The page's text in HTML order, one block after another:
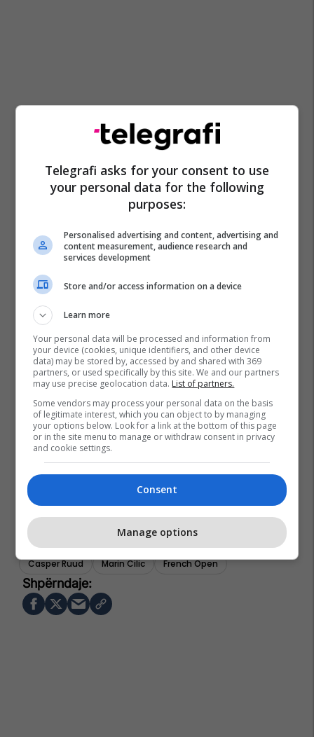
Casper Ruud Marin Cilic French Open
Telegrafi asks for your consent to use
your personal data for the following
purposes:
Personalised advertising and content, advertising and
content measurement, audience research and
services development
Store and/or access information on a device
Learn more
Your personal data will be processed and information from
your device (cookies, unique identifiers, and other device
data) may be stored by, accessed by and shared with 369
partners, or used specifically by this site. We and our partners
may use precise geolocation data. List of partners.
Some vendors may process your personal data on the basis
of legitimate interest, which you can object to by managing
your options below. Look for a link at the bottom of this page
or in the site menu to manage or withdraw consent in privacy
and cookie settings.
Consent
Manage options